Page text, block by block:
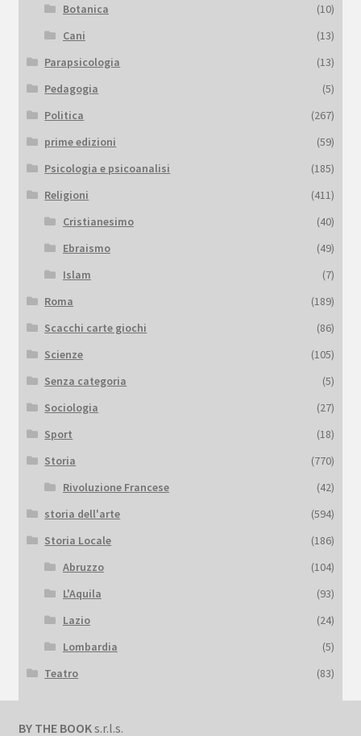
Botanica
(10)
Cani
(13)
Parapsicologia
(13)
Pedagogia
(5)
Politica
(267)
prime edizioni
(59)
Psicologia e psicoanalisi
(185)
Religioni
(411)
Cristianesimo
(40)
Ebraismo
(49)
Islam
(7)
Roma
(189)
Scacchi carte giochi
(86)
Scienze
(105)
Senza categoria
(5)
Sociologia
(27)
Sport
(18)
Storia
(770)
Rivoluzione Francese
(42)
storia dell'arte
(594)
Storia Locale
(186)
Abruzzo
(104)
L'Aquila
(93)
Lazio
(24)
Lombardia
(5)
Teatro
(83)
BY THE BOOKs.r.l.s.